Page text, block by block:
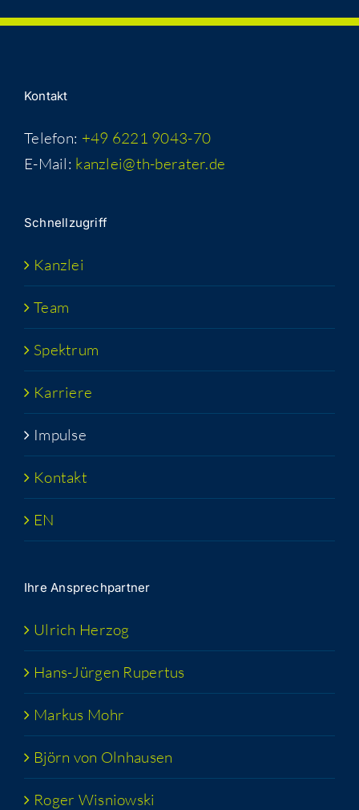
Kon­takt
Telefon: +49 6221 9043-70
E-Mail: kanzlei@th-berater.de
Schnell­zu­griff
Kanz­lei
Team
Spek­trum
Kar­rie­re
Impul­se
Kon­takt
EN
Ihre Ansprech­part­ner
Ulrich Her­zog
Hans-Jür­­gen Rupertus
Mar­kus Mohr
Björn von Olnhausen
Roger Wis­niow­ski